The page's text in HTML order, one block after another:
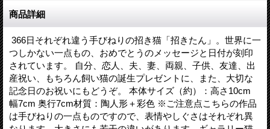
商品詳細
366日それぞれ違う手びねりの招き猫「招きたん」。世界に一
つしかない一点もの、おめでとうのメッセージと日付が刻印
されています。 自分、恋人、夫、妻、両親、子供、友達、出
産祝い、もちろん飼い猫の誕生プレゼントに、また、大切な
記念日のお祝いにもどうぞ。 本体サイズ（約）：高さ10cm
幅7cm 奥行7cm材質：陶人形＋彩色 ※ご注意点こちらの作品
は手びねりの一点ものですので、表情やしぐさはそれぞれ異